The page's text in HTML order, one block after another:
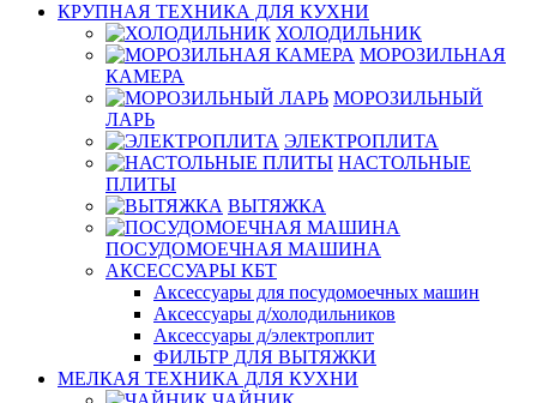
КРУПНАЯ ТЕХНИКА ДЛЯ КУХНИ
ХОЛОДИЛЬНИК
МОРОЗИЛЬНАЯ
КАМЕРА
МОРОЗИЛЬНЫЙ
ЛАРЬ
ЭЛЕКТРОПЛИТА
НАСТОЛЬНЫЕ
ПЛИТЫ
ВЫТЯЖКА
ПОСУДОМОЕЧНАЯ МАШИНА
АКСЕССУАРЫ КБТ
Аксессуары для посудомоечных машин
Аксессуары д/холодильников
Аксессуары д/электроплит
ФИЛЬТР ДЛЯ ВЫТЯЖКИ
МЕЛКАЯ ТЕХНИКА ДЛЯ КУХНИ